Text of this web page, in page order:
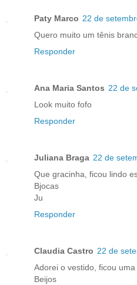
Paty Marco 22 de
Quero muito um tênis
Responder
Ana Maria Santos 22 de
Look muito fofo
Responder
Juliana Braga 22 de
Que gracinha, ficou lindo
Bjocas
Ju
Responder
Claudia Castro 22 de
Adorei o vestido, ficou
Beijos